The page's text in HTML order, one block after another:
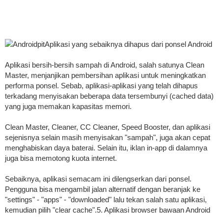
AndroidpitAplikasi yang sebaiknya dihapus dari ponsel Android
Aplikasi bersih-bersih sampah di Android, salah satunya Clean
Master, menjanjikan pembersihan aplikasi untuk meningkatkan
performa ponsel. Sebab, aplikasi-aplikasi yang telah dihapus
terkadang menyisakan beberapa data tersembunyi (cached data)
yang juga memakan kapasitas memori.
Clean Master, Cleaner, CC Cleaner, Speed Booster, dan aplikasi
sejenisnya selain masih menyisakan "sampah", juga akan cepat
menghabiskan daya baterai. Selain itu, iklan in-app di dalamnya
juga bisa memotong kuota internet.
Sebaiknya, aplikasi semacam ini dilengserkan dari ponsel.
Pengguna bisa mengambil jalan alternatif dengan beranjak ke
"settings" - "apps" - "downloaded" lalu tekan salah satu aplikasi,
kemudian pilih "clear cache".5. Aplikasi browser bawaan Android